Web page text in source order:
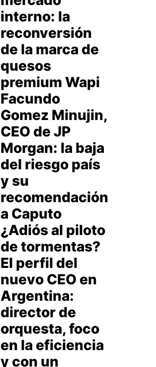
interno: la
reconversión
de la marca de
quesos
premium Wapi
Facundo
Gomez Minujin,
CEO de JP
Morgan: la baja
del riesgo país
y su
recomendación
a Caputo
¿Adiós al piloto
de tormentas?
El perfil del
nuevo CEO en
Argentina:
director de
orquesta, foco
en la eficiencia
y con un